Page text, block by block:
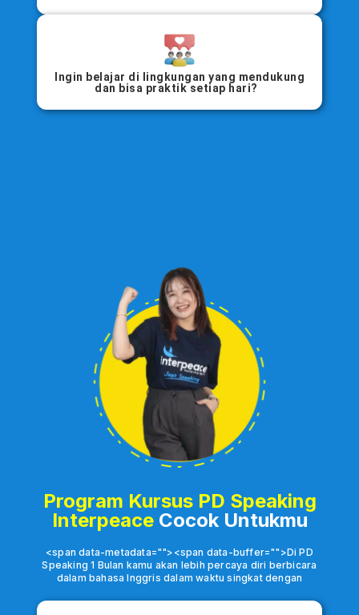
Ingin belajar di lingkungan yang mendukung
dan bisa praktik setiap hari?
Program Kursus PD Speaking
InterpeaceCocok Untukmu
<span data-metadata=""><span data-buffer="">Di PD
Speaking 1 Bulan kamu akan lebih percaya diri berbicara
dalam bahasa Inggris dalam waktu singkat dengan